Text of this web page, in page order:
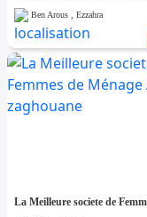
Ben Arous , Ezzahra